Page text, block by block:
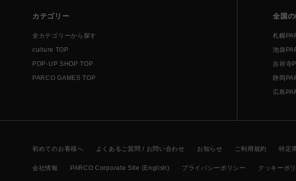
カテゴリー
全カテゴリーから探す
culture TOP
POP-UP SHOP TOP
PARCO GAMES TOP
全国
札幌
池袋
吉祥寺
静岡
広島
初めてのお客様へ よくあるご質問 / お問い合わせ お知らせ ご利用規約 特定
会社情報 PARCO Corporate Site (English) プライバシーポリシー クッキーポ